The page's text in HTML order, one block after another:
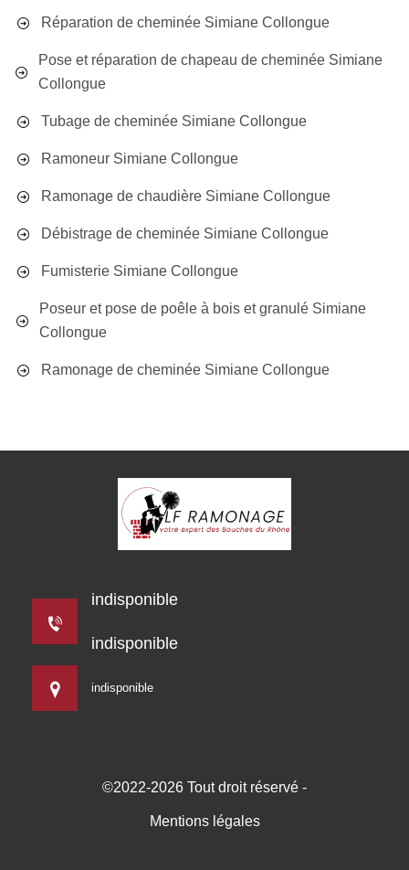
Réparation de cheminée Simiane Collongue
Pose et réparation de chapeau de cheminée Simiane
Collongue
Tubage de cheminée Simiane Collongue
Ramoneur Simiane Collongue
Ramonage de chaudière Simiane Collongue
Débistrage de cheminée Simiane Collongue
Fumisterie Simiane Collongue
Poseur et pose de poêle à bois et granulé Simiane
Collongue
Ramonage de cheminée Simiane Collongue
indisponible
indisponible
indisponible
©2022-2026 Tout droit réservé -
Mentions légales